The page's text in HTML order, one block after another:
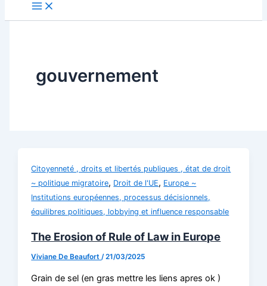
gouvernement
Citoyenneté , droits et libertés publiques , état de droit
~ politique migratoire, Droit de l'UE, Europe ~
Institutions européennes, processus décisionnels,
équilibres politiques, lobbying et influence responsable
The Erosion of Rule of Law in Europe
Viviane De Beaufort/21/03/2025
Grain de sel (en gras mettre les liens apres ok )